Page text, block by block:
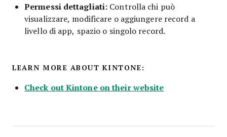
Permessi dettagliati: Controlla chi può
visualizzare, modificare o aggiungere record a
livello di app, spazio o singolo record.
LEARN MORE ABOUT KINTONE:
Check out Kintone on their website